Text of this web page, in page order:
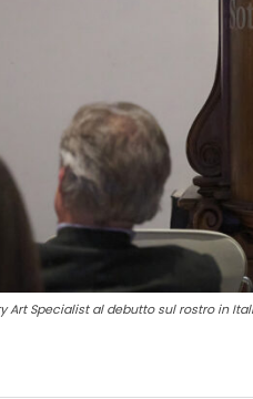
Art Specialist al debutto sul rostro in